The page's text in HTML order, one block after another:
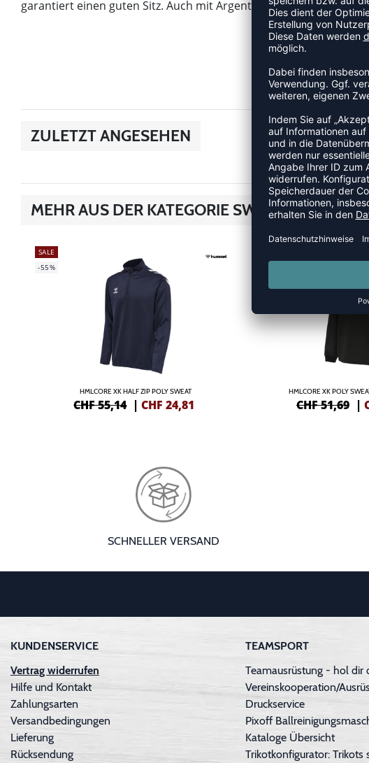
garantiert einen guten Sitz. Auch mit Argentina Arbeitshose
ZULETZT ANGESEHEN
MEHR AUS DER KATEGORIE SWEATS/HOODIES
SALE
-55%
HMLCORE XK HALF ZIP POLY SWEAT
CHF 55,14 |CHF 24,81
HMLCORE XK POLY
CHF 51,69 |
SCHNELLER VERSAND
KUNDENSERVICE
Vertrag widerrufen
Hilfe und Kontakt
Zahlungsarten
Versandbedingungen
Lieferung
Rücksendung
TEAMSPORT
Teamausrüstung - hol dir
Vereinskooperation/
Druckservice
Pixoff
Kataloge Übersicht
Trikotkonfigurator: Trikots